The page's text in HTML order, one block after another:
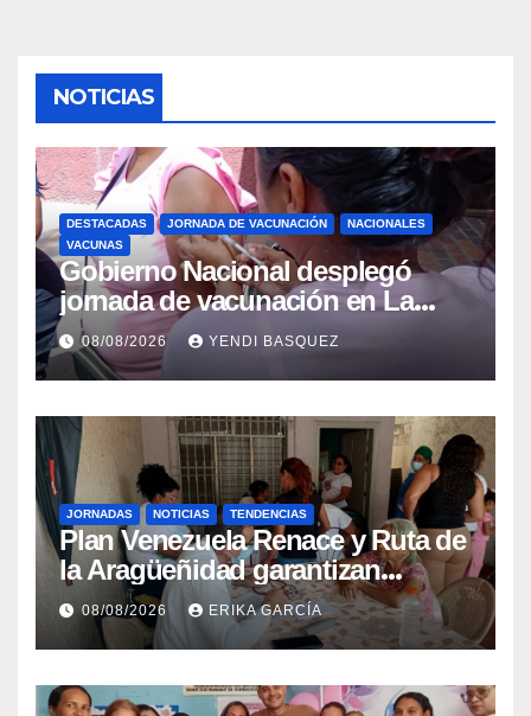
NOTICIAS
DESTACADAS JORNADA DE VACUNACIÓN
NACIONALES
VACUNAS
Gobierno Nacional desplegó
jornada de vacunación en La
Guaira para garantizar protección
epidemiológica
08/08/2026 YENDI BASQUEZ
JORNADAS NOTICIAS TENDENCIAS
Plan Venezuela Renace y Ruta de
la Aragüeñidad garantizan
atención médica integral en
Aragua
08/08/2026 ERIKA GARCÍA